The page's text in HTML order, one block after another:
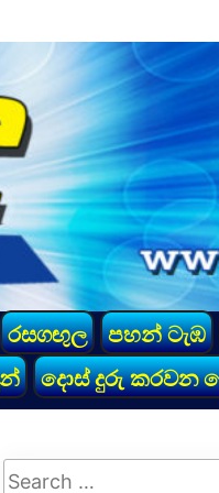
රසගඟුල පහන් ටැඹ
දොස් දුරු කරවන